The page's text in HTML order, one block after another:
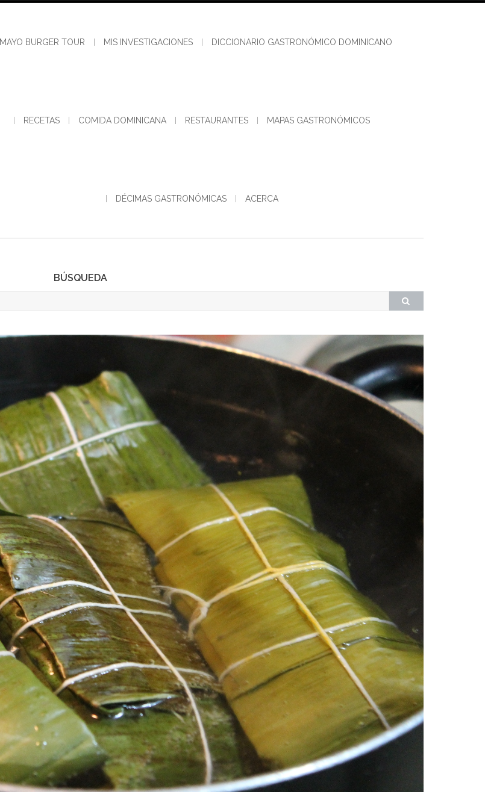
MAYO BURGER TOUR MIS INVESTIGACIONES DICCIONARIO GASTRONÓMICO DOMINICANO
RECETAS COMIDA DOMINICANA RESTAURANTES MAPAS GASTRONÓMICOS
DÉCIMAS GASTRONÓMICAS ACERCA
BÚSQUEDA